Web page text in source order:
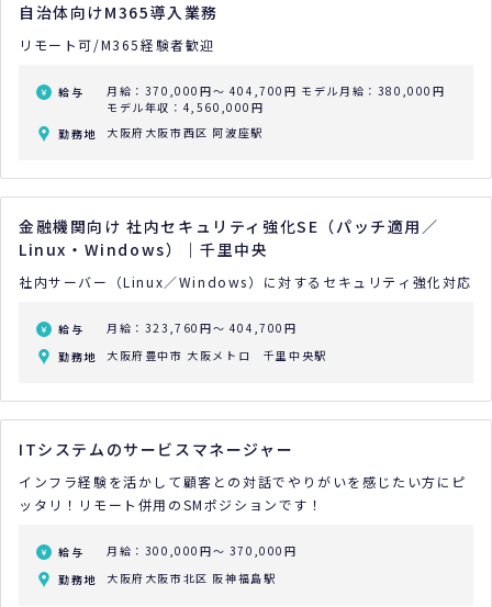
自治体向けM365導入業務
リモート可/M365経験者歓迎
給与 月給：370,000円～ 404,700円 モデル月給：380,000円
モデル年収：4,560,000円
勤務地
大阪府大阪市西区 阿波座駅
金融機関向け 社内セキュリティ強化SE（パッチ適用／
Linux・Windows）｜千里中央
社内サーバー（Linux／Windows）に対するセキュリティ強化対応
給与
月給：323,760円～ 404,700円
勤務地
大阪府豊中市 大阪メトロ 千里中央駅
ITシステムのサービスマネージャー
インフラ経験を活かして顧客との対話でやりがいを感じたい方にピ
ッタリ！リモート併用のSMポジションです！
給与
月給：300,000円～ 370,000円
勤務地
大阪府大阪市北区 阪神福島駅